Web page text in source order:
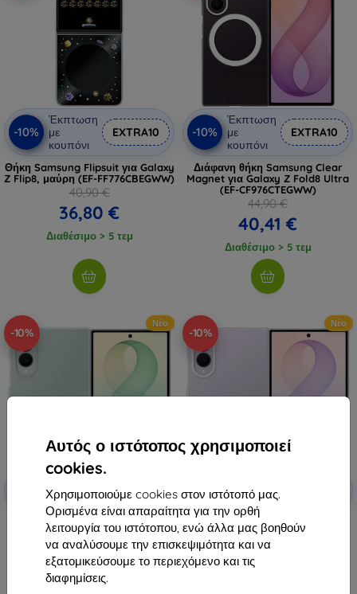
Αυτός ο ιστότοπος χρησιμοποιεί
cookies.
Χρησιμοποιούμε cookies στον ιστότοπό μας.
Ορισμένα είναι απαραίτητα για την ορθή
λειτουργία του ιστότοπου, ενώ άλλα μας βοηθούν
να αναλύσουμε την επισκεψιμότητα και να
εξατομικεύσουμε το περιεχόμενο και τις
διαφημίσεις.
-10%
Έκπτωση
με
κουπόνι
EXTRA10
Θήκη Samsung Flipsuit για Galaxy
Z Flip8, μαύρη (EF-FF776CBEGWW)
40,90 €
36,80 €
Διαθέσιμο > 5 τεμ
-10%
Έκπτωση
με
κουπόνι
EXTRA10
Διάφανη θήκη Samsung Clear
Magnet για Galaxy Z Fold8 Ultra
(EF-CF976CTEGWW)
44,90 €
40,41 €
Διαθέσιμο > 5 τεμ
-10%
Νέο
Έκπτωση
με
κουπόνι
EXTRA10
Samsung μαγνητική θήκη
σιλικόνης για Galaxy Z Fold 8,
πράσινη (57983131093)
59,90 €
53,92 €
-10%
Νέο
-10%
με
κουπόνι
Samsung διαφανής θήκη Clear
Cover για Galaxy Z Fold 8 EF-
QF971CTE (57983131084)
36,90 €